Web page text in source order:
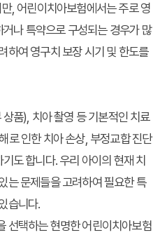
, 어린이치아보험에서는 주로 영
나 특약으로 구성되는 경우가 많
하여 영구치 보장 시기 및 한도를
품), 치아 촬영 등 기본적인 치료
로 인한 치아 손상, 부정교합 진단
도 합니다. 우리 아이의 현재 치
는 문제들을 고려하여 필요한 특
습니다.
선택하는 현명한 어린이치아보험